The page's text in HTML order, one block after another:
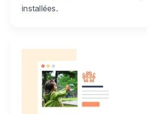
installées.